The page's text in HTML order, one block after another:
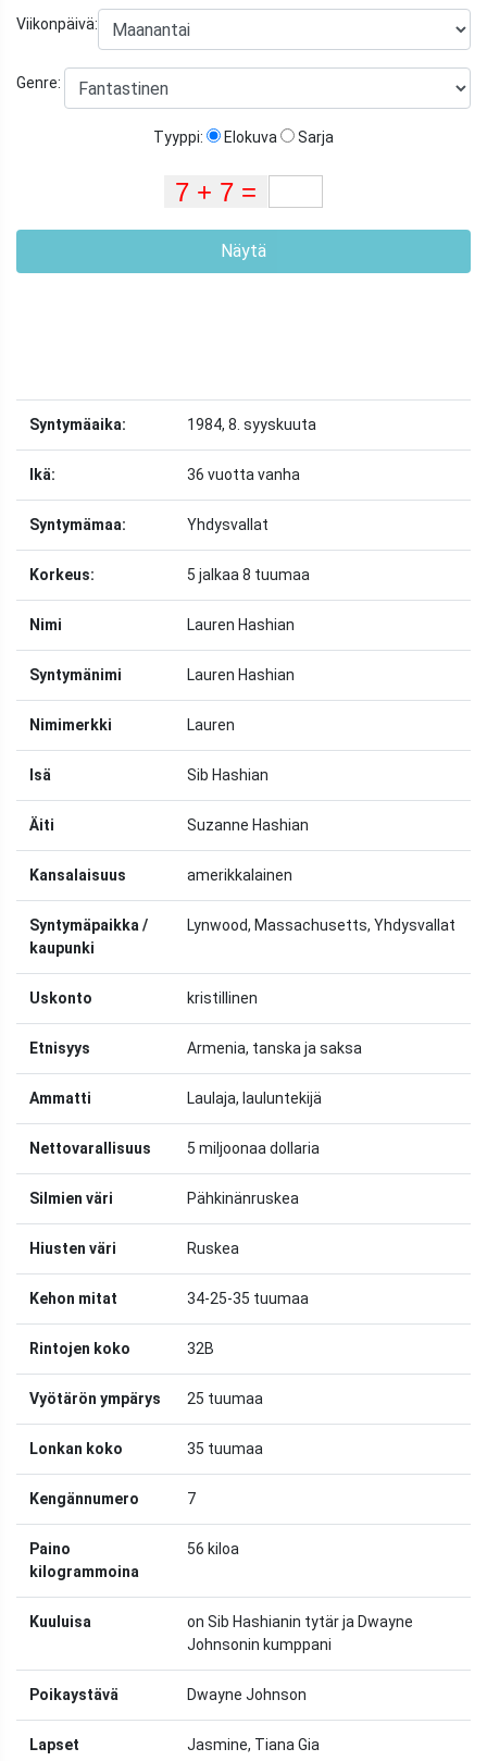
Viikonpäivä:
Genre:
Tyyppi: Elokuva Sarja
Näytä
Syntymäaika: 1984, 8. syyskuuta
Ikä: 36 vuotta vanha
Syntymämaa: Yhdysvallat
Korkeus: 5 jalkaa 8 tuumaa
Nimi Lauren Hashian
Syntymänimi Lauren Hashian
Nimimerkki Lauren
Isä Sib Hashian
Äiti Suzanne Hashian
Kansalaisuus amerikkalainen
Syntymäpaikka /
kaupunki
Lynwood, Massachusetts, Yhdysvallat
Uskonto kristillinen
Etnisyys Armenia, tanska ja saksa
Ammatti Laulaja, lauluntekijä
Nettovarallisuus 5 miljoonaa dollaria
Silmien väri Pähkinänruskea
Hiusten väri Ruskea
Kehon mitat 34-25-35 tuumaa
Rintojen koko 32B
Vyötärön ympärys 25 tuumaa
Lonkan koko 35 tuumaa
Kengännumero 7
Paino
kilogrammoina
56 kiloa
Kuuluisa
on Sib Hashianin tytär ja Dwayne
Johnsonin kumppani
Poikaystävä Dwayne Johnson
Lapset Jasmine, Tiana Gia